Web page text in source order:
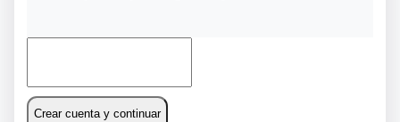
Crear cuenta y continuar